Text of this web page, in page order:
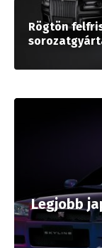
Rögtön
Legjobb